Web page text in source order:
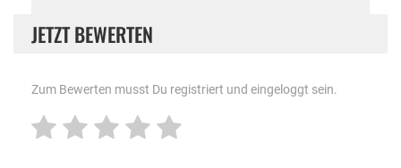
JETZT BEWERTEN
Zum Bewerten musst Du registriert und eingeloggt sein.